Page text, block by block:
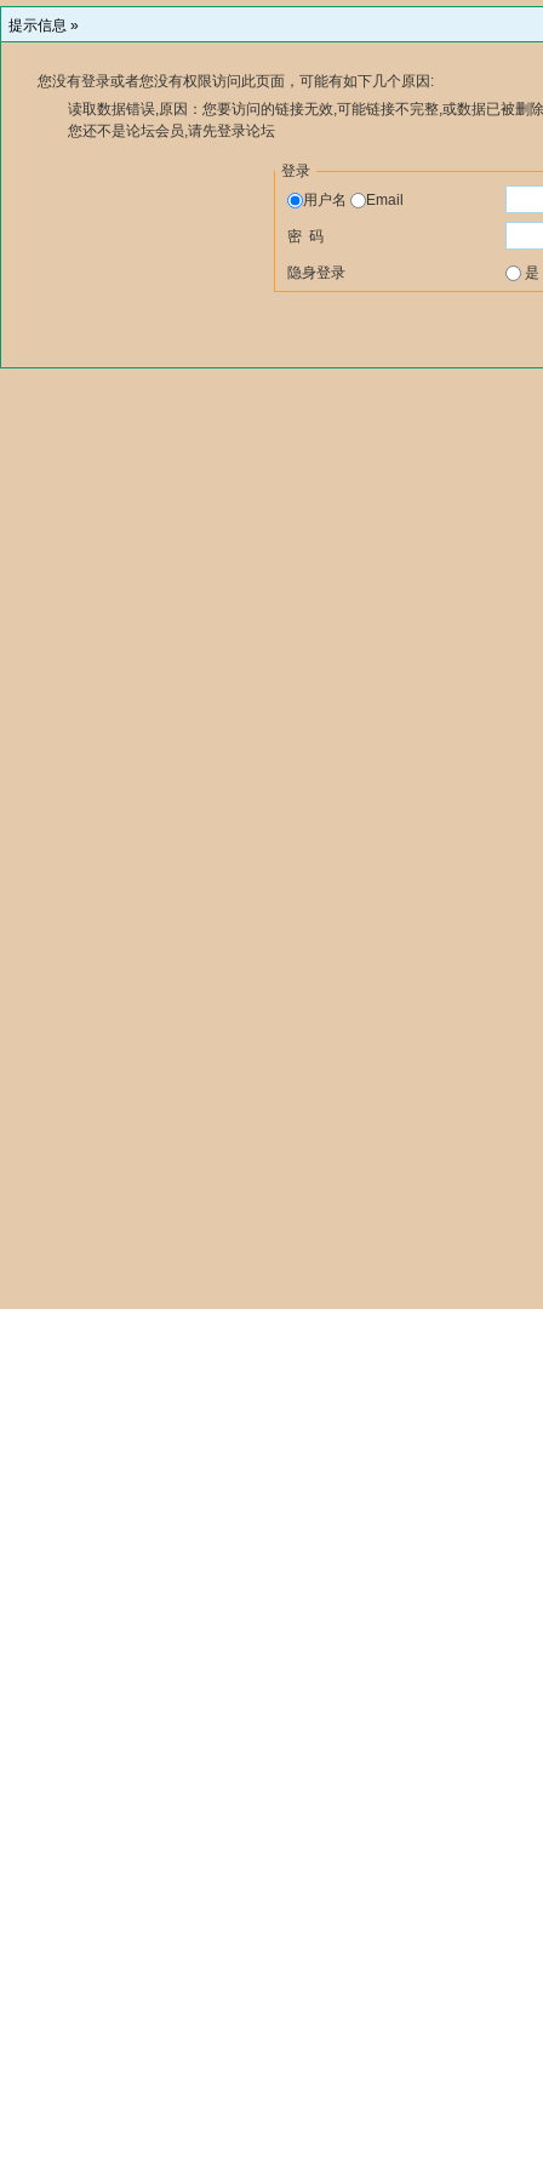
提示信息 »
您没有登录或者您没有权限访问此页面，可能有如下几个原因:
读取数据错误,原因：您要访问的链接无效,可能链接不完整,或数据已被删
您还不是论坛会员,请先登录论坛
登录
用户名
Email
密 码
隐身登录